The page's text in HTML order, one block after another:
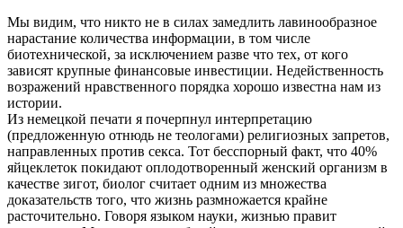
Мы видим, что никто не в силах замедлить лавинообразное
нарастание количества информации, в том числе
биотехнической, за исключением разве что тех, от кого
зависят крупные финансовые инвестиции. Недейственность
возражений нравственного порядка хорошо известна нам из
истории.
Из немецкой печати я почерпнул интерпретацию
(предложенную отнюдь не теологами) религиозных запретов,
направленных против секса. Тот бесспорный факт, что 40%
яйцеклеток покидают оплодотворенный женский организм в
качестве зигот, биолог считает одним из множества
доказательств того, что жизнь размножается крайне
расточительно. Говоря языком науки, жизнью правит